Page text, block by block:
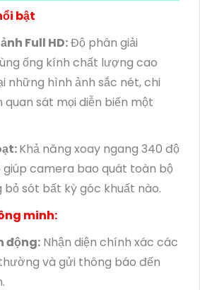
bật
Full HD:Độ phân giải
ống kính chất lượng cao
những hình ảnh sắc nét, chi
sát mọi diễn biến một
Khả năng xoay ngang 340 độ
giúp camera bao quát toàn bộ
bỏ sót bất kỳ góc khuất nào.
minh:
động: Nhận diện chính xác các
và gửi thông báo đến